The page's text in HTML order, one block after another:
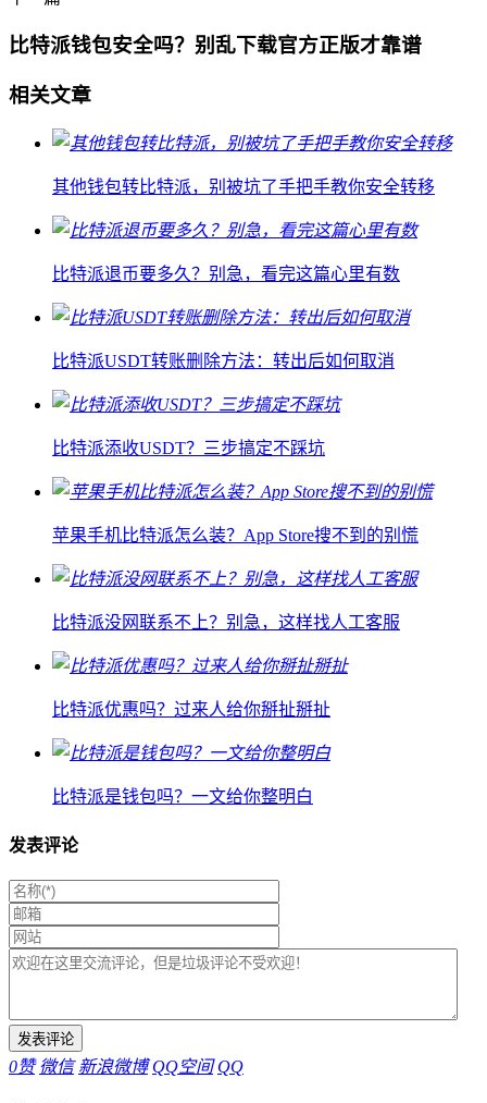
比特派钱包安全吗？别乱下载官方正版才靠谱
相关文章
其他钱包转比特派，别被坑了手把手教你安全转移
比特派退币要多久？别急，看完这篇心里有数
比特派USDT转账删除方法：转出后如何取消
比特派添收USDT？三步搞定不踩坑
苹果手机比特派怎么装？App Store搜不到的别慌
比特派没网联系不上？别急，这样找人工客服
比特派优惠吗？过来人给你掰扯掰扯
比特派是钱包吗？一文给你整明白
发表评论
0赞 微信 新浪微博 QQ空间 QQ